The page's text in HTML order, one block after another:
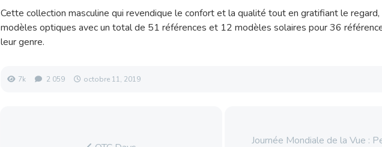
Cette collection masculine qui revendique le confort et la qualité tout en gratifiant le
modèles optiques avec un total de 51 références et 12 modèles solaires pour 36
leur genre.
7k 2 059 octobre 11, 2019
Journée Mondiale de la Vue :